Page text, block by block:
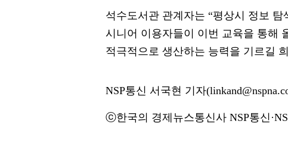
석수도서관 관계자는 “평상시 정보
시니어 이용자들이 이번 교육을 통해
적극적으로 생산하는 능력을 기르길
NSP통신 서국현 기자
ⓒ한국의 경제뉴스통신사 NSP통신